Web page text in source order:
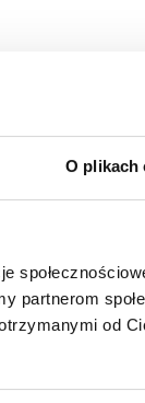
O plikach
partnerom
od
za ponad 100
pod swoją